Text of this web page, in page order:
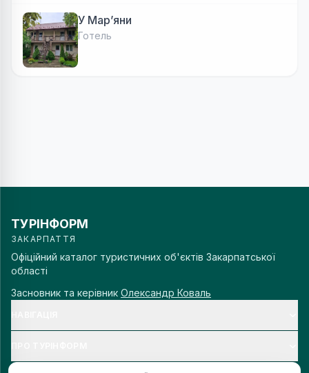
У Марʼяни
Готель
ТУРІНФОРМ
ЗАКАРПАТТЯ
Офіційний каталог туристичних об'єктів Закарпатської
області
Засновник та керівник Олександр Коваль